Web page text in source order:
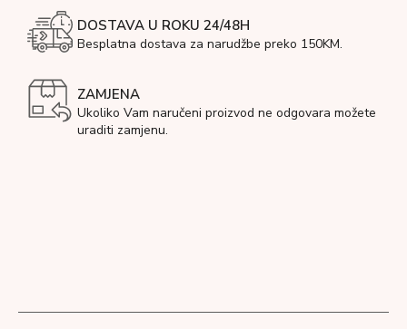
DOSTAVA U ROKU 24/48H
Besplatna dostava za narudžbe preko 150KM.
ZAMJENA
Ukoliko Vam naručeni proizvod ne odgovara možete
uraditi zamjenu.